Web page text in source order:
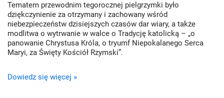
Tematem przewodnim tegorocznej pielgrzymki było
dziękczynienie za otrzymany i zachowany wśród
niebezpieczeństw dzisiejszych czasów dar wiary, a także
modlitwa o wytrwanie w walce o Tradycję katolicką – „o
panowanie Chrystusa Króla, o tryumf Niepokalanego Serca
Maryi, za Święty Kościół Rzymski”.
Dowiedz się więcej »